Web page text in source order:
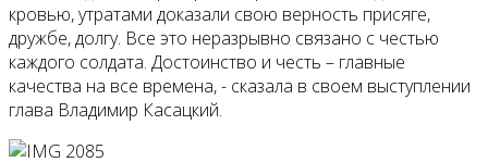
кровью, утратами доказали свою верность присяге,
дружбе, долгу. Все это неразрывно связано с честью
каждого солдата. Достоинство и честь – главные
качества на все времена, - сказала в своем выступлении
глава Владимир Касацкий.